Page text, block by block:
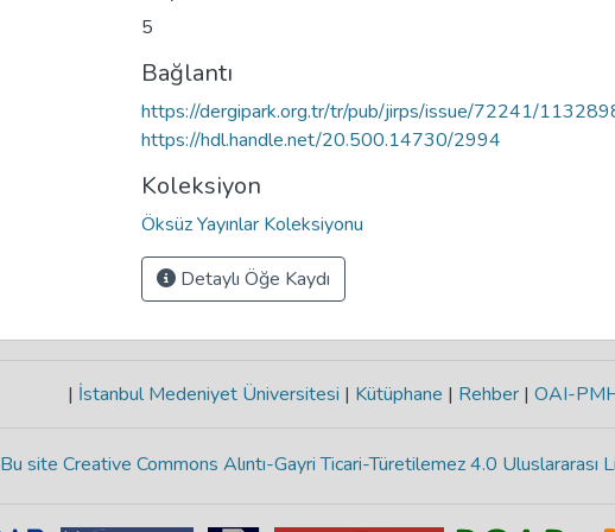
5
Bağlantı
https://dergipark.org.tr/tr/pub/jirps/issue/72241/
https://hdl.handle.net/20.500.14730/2994
Koleksiyon
Öksüz Yayınlar Koleksiyonu
Detaylı Öğe Kaydı
| İstanbul Medeniyet Üniversitesi | Kütüphane | Rehber | OAI-
Bu site Creative Commons Alıntı-Gayri Ticari-Türetilemez 4.0 Uluslararası